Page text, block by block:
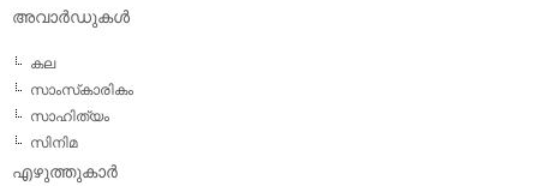
അവാര്‍ഡുകള്‍
കല
സാംസ്‌കാരികം
സാഹിത്യം
സിനിമ
എഴുത്തുകാര്‍